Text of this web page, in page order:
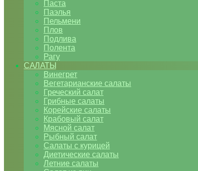
Паста
Паэлья
Пельмени
Плов
Подлива
Полента
Рагу
САЛАТЫ
Винегрет
Вегетарианские салаты
Греческий салат
Грибные салаты
Корейские салаты
Крабовый салат
Мясной салат
Рыбный салат
Салаты с курицей
Диетические салаты
Летние салаты